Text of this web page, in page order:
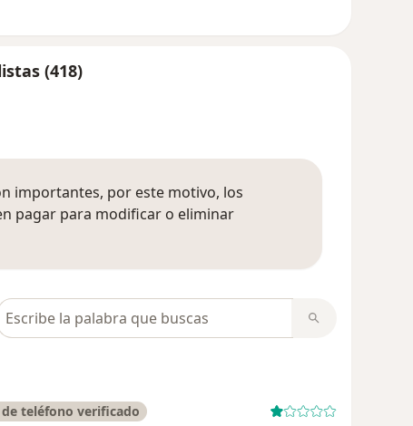
(418)
importantes, por este motivo, los
pagar para modificar o eliminar
en opiniones
teléfono verificado